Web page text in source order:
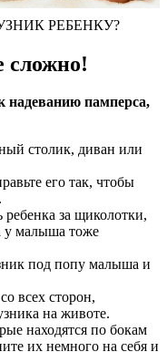
РЕБЕНКУ?
сложно!
надеванию памперса,
столик, диван или
его так, чтобы
за щиколотки,
у малыша тоже
под попу малыша и
всех сторон,
на животе.
находятся по бокам
их немного на себя и